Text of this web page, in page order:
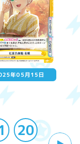
年05月15日
20